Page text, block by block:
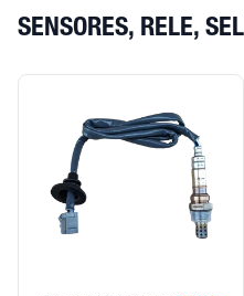
SENSORES, RELE,